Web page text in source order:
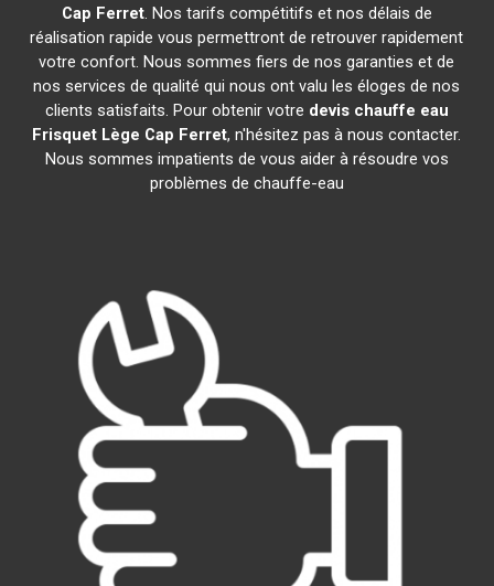
Cap Ferret. Nos tarifs compétitifs et nos délais de
réalisation rapide vous permettront de retrouver rapidement
votre confort. Nous sommes fiers de nos garanties et de
nos services de qualité qui nous ont valu les éloges de nos
clients satisfaits. Pour obtenir votre devis chauffe eau
Frisquet Lège Cap Ferret, n'hésitez pas à nous contacter.
Nous sommes impatients de vous aider à résoudre vos
problèmes de chauffe-eau